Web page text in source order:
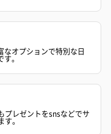
なオプションで特別な日
す。
プレゼントをsnsなどでサ
。